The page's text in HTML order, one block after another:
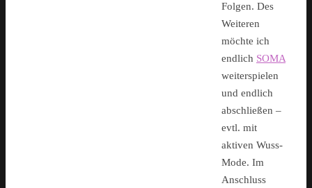
Folgen. Des
Weiteren
möchte ich
endlich SOMA
weiterspielen
und endlich
abschließen –
evtl. mit
aktiven Wuss-
Mode. Im
Anschluss